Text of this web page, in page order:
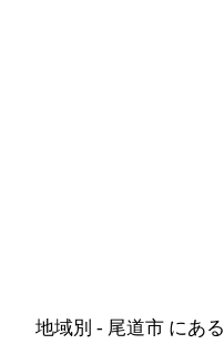
地域別 - 尾道市 にある